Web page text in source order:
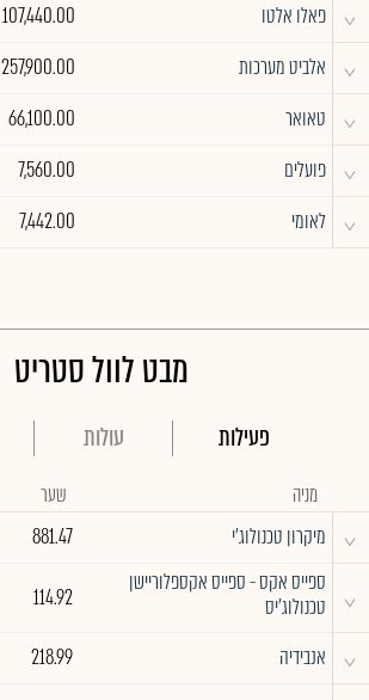
^ פאלו אלטו 107,440.00
^ אלביט מערכות 257,900.00
^ טאואר 66,100.00
^ פועלים 7,560.00
^ לאומי 7,442.00
מבט לוול סטריט
פעילות עולות
מניה שער
^ מיקרון טכנולוג'י 881.47
^
ספייס אקס - ספייס אקספלוריישן
טכנולוג'יס
114.92
^ אנבידיה 218.99